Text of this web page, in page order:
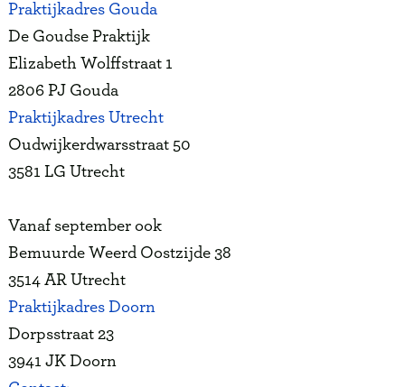
Praktijkadres Gouda
De Goudse Praktijk
Elizabeth Wolffstraat 1
2806 PJ Gouda
Praktijkadres Utrecht
Oudwijkerdwarsstraat 50
3581 LG Utrecht
Vanaf september ook
Bemuurde Weerd Oostzijde 38
3514 AR Utrecht
Praktijkadres Doorn
Dorpsstraat 23
3941 JK Doorn